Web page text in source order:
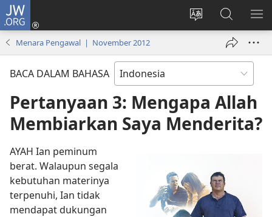
JW.ORG
Ganti
bahasa
Log
window
Cari
di
JW.ORG
Menara Pengawal | November 2012
BACA DALAM BAHASA
Pertanyaan 3: Mengapa Allah
Membiarkan Saya Menderita?
AYAH Ian peminum
berat. Walaupun segala
kebutuhan materinya
terpenuhi, Ian tidak
mendapat dukungan